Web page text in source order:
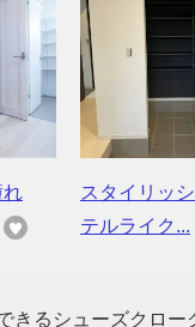
れ
スタイリッ
テルライク...
きるシューズクロ